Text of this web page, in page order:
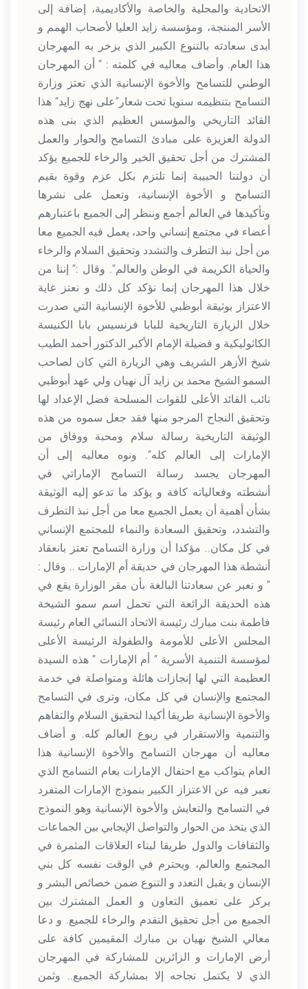
الاتحادية والمحلية والخاصة والأكاديمية، إضافة إلى
الأسر المنتجة، ومؤسسة زايد العليا لأصحاب الهمم و
أبدى سعادته بالتنوع الكبير الذي يزخر به المهرجان
هذا العام. وأضاف معاليه في كلمته : ” أن المهرجان
الوطني للتسامح والأخوة الإنسانية الذي تعتز وزارة
التسامح بتنظيمه سنويا تحت شعار”على نهج زايد” هذا
القائد التاريخي والمؤسس العظيم الذي بنى هذه
الدولة العزيزة على مبادئ التسامح والحوار والعمل
المشترك من أجل تحقيق الخير والرخاء للجميع يؤكد
أن دولتنا الحبيبة إنما تلتزم بكل عزم وقوة بقيم
التسامح و الأخوة الإنسانية، وتعمل على نشرها
وتأكيدها في العالم أجمع وننظر إلى الجميع باعتبارهم
أعضاء في مجتمع إنساني واحد، يعمل فيه الجميع معا
من أجل نبذ التطرف والتشدد وتحقيق السلام والرخاء
والحياة الكريمة في الوطن والعالم”. وقال :” إننا من
خلال هذا المهرجان إنما نؤكد كل ذلك و نعتز غاية
الاعتزاز بوثيقة أبوظبي للأخوة الإنسانية التي صدرت
خلال الزيارة التاريخية للبابا فرنسيس بابا الكنيسة
الكاثوليكية و فضيلة الإمام الأكبر الدكتور أحمد الطيب
شيخ الأزهر الشريف وهي الزيارة التي كان لصاحب
السمو الشيخ محمد بن زايد آل نهيان ولي عهد أبوظبي
نائب القائد الأعلى للقوات المسلحة فضل الإعداد لها
وتحقيق النجاح المرجو منها فقد جعل سموه من هذه
الوثيقة التاريخية رسالة سلام ومحبة ووفاق من
الإمارات إلى العالم كله”. ونوه معاليه إلى أن
المهرجان يجسد رسالة التسامح الإماراتي في
أنشطته وفعالياته كافة و يؤكد ما تدعو إليه الوثيقة
بشأن أهمية أن يعمل الجميع معا من أجل نبذ التطرف
والتشدد، وتحقيق السعادة والنماء للمجتمع الإنساني
في كل مكان.. مؤكدا أن وزارة التسامح تعتز بانعقاد
أنشطة هذا المهرجان في حديقة أم الإمارات .. وقال :
” و نعبر عن سعادتنا البالغة بأن مقر الوزارة يقع في
هذه الحديقة الرائعة التي تحمل اسم سمو الشيخة
فاطمة بنت مبارك رئيسة الاتحاد النسائي العام رئيسة
المجلس الأعلى للأمومة والطفولة الرئيسة الأعلى
لمؤسسة التنمية الأسرية ” أم الإمارات ” هذه السيدة
العظيمة التي لها إنجازات هائلة ومتواصلة في خدمة
المجتمع والإنسان في كل مكان، وترى في التسامح
والأخوة الإنسانية طريقا أكيدا لتحقيق السلام والتفاهم
والتنمية والاستقرار في ربوع العالم كله. و أضاف
معاليه أن مهرجان التسامح والأخوة الإنسانية هذا
العام يتواكب مع احتفال الإمارات بعام التسامح الذي
نعبر فيه عن الاعتزاز الكبير بنموذج الإمارات المتفرد
في التسامح والتعايش والأخوة الإنسانية وهو النموذج
الذي يتخذ من الحوار والتواصل الإيجابي بين الجماعات
والثقافات والدول طريقا لبناء العلاقات المثمرة في
المجتمع والعالم، ويحترم في الوقت نفسه كل بني
الإنسان و يقبل التعدد و التنوع ضمن خصائص البشر و
يركز على تعميق التعاون و العمل المشترك بين
الجميع من أجل تحقيق التقدم والرخاء للجميع. و دعا
معالي الشيخ نهيان بن مبارك المقيمين كافة على
أرض الإمارات و الزائرين للمشاركة في المهرجان
الذي لا يكتمل نجاحه إلا بمشاركة الجميع.. وثمن